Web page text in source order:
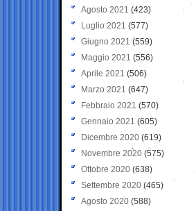
Agosto 2021 (423)
Luglio 2021 (577)
Giugno 2021(559)
Maggio 2021 (556)
Aprile 2021 (506)
Marzo 2021 (647)
Febbraio 2021 (570)
Gennaio 2021 (605)
Dicembre 2020 (619)
Novembre 2020 (575)
Ottobre 2020 (638)
Settembre 2020(465)
Agosto 2020 (588)